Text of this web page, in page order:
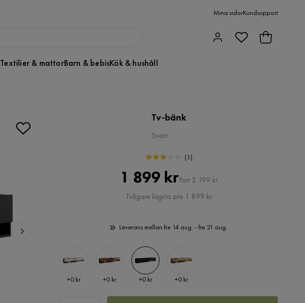
Mina sidorKundsupport
Textilier & mattorBarn & bebisKök & hushåll
Tv-bänk
Svart
(1 )
Pris
1 899 krOriginal
Pris
Förr 2 199 kr
Tidigare lägsta pris 1 899 kr
Leverans mellan fre 14 aug. - fre 21 aug.
Pris
+0 kr Pris
+0 kr Pris
+0 kr Pris
+0 kr